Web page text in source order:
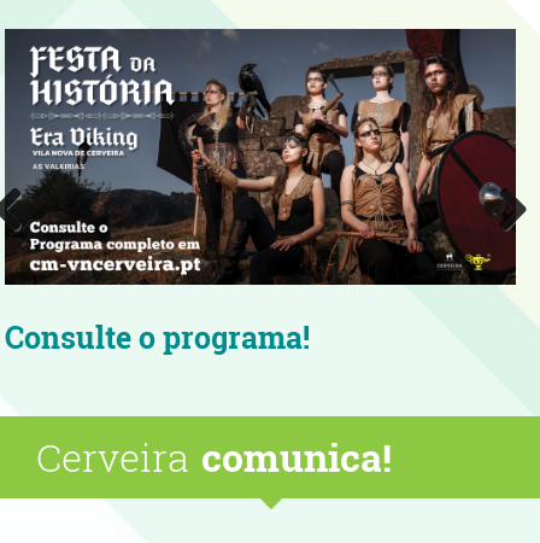
Aproveite as noites quentes
Cerveira comunica!